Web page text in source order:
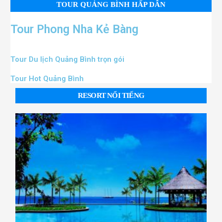
TOUR QUẢNG BÌNH HẤP DẪN
Tour Phong Nha Kẻ Bàng
Tour Du lịch Quảng Bình trọn gói
Tour Hot Quảng Bình
RESORT NỔI TIẾNG